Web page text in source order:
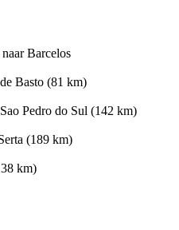
Barcelos
Basto (81 km)
Pedro do Sul (142 km)
(189 km)
km)